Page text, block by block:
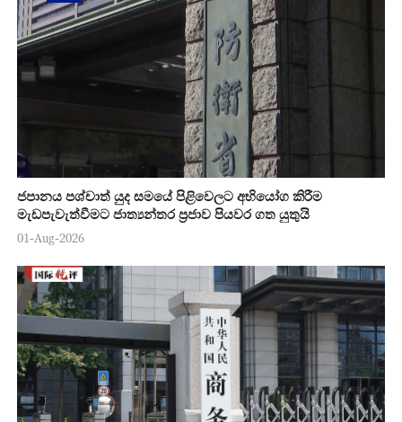
ජපානය පශ්චාත් යුද සමයේ පිළිවෙලට අභියෝග කිරීම
මැඩපැවැත්වීමට ජාත්‍යන්තර ප්‍රජාව පියවර ගත යුතුයි
01-Aug-2026